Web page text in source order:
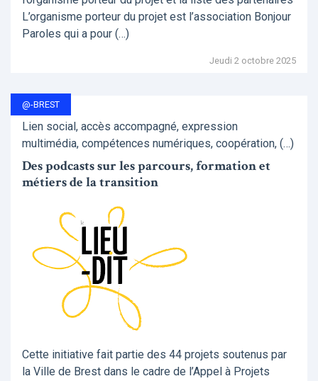
L’organisme porteur du projet est l’association Bonjour
Paroles qui a pour (…)
Jeudi 2 octobre 2025
@-BREST
Lien social, accès accompagné, expression
multimédia, compétences numériques, coopération, (…)
Des podcasts sur les parcours, formation et
métiers de la transition
Cette initiative fait partie des 44 projets soutenus par
la Ville de Brest dans le cadre de l’Appel à Projets